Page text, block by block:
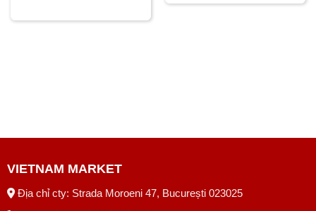
VIETNAM MARKET
Địa chỉ cty: Strada Moroeni 47, București 023025